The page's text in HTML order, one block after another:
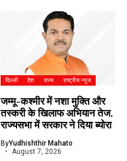
दिल्ली देश राज्य राष्ट्रीय न्यूज
जम्मू-कश्मीर में नशा मुक्ति और
तस्करी के खिलाफ अभियान तेज,
राज्यसभा में सरकार ने दिया ब्योरा
ByYudhishthir Mahato
August 7, 2026